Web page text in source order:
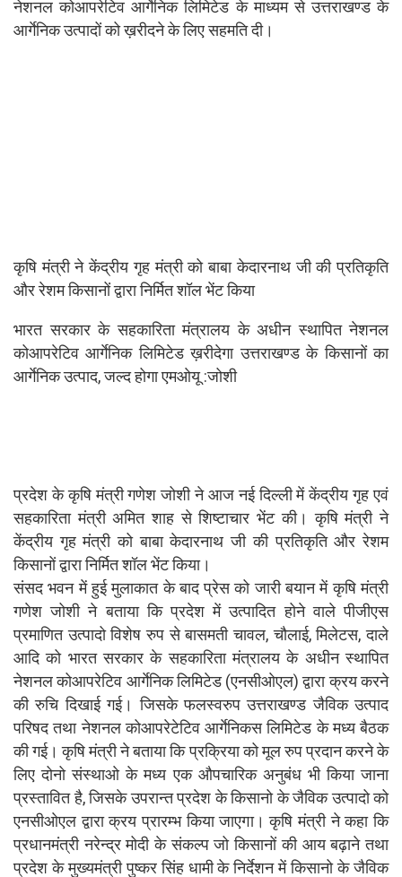
नेशनल कोआपरेटिव आर्गेनिक लिमिटेड के माध्यम से उत्तराखण्ड के
आर्गेनिक उत्पादों को ख़रीदने के लिए सहमति दी।
कृषि मंत्री ने केंद्रीय गृह मंत्री को बाबा केदारनाथ जी की प्रतिकृति
और रेशम किसानों द्वारा निर्मित शॉल भेंट किया
भारत सरकार के सहकारिता मंत्रालय के अधीन स्थापित नेशनल
कोआपरेटिव आर्गेनिक लिमिटेड ख़रीदेगा उत्तराखण्ड के किसानों का
आर्गेनिक उत्पाद, जल्द होगा एमओयू :जोशी
प्रदेश के कृषि मंत्री गणेश जोशी ने आज नई दिल्ली में केंद्रीय गृह एवं
सहकारिता मंत्री अमित शाह से शिष्टाचार भेंट की। कृषि मंत्री ने
केंद्रीय गृह मंत्री को बाबा केदारनाथ जी की प्रतिकृति और रेशम
किसानों द्वारा निर्मित शॉल भेंट किया।
संसद भवन में हुई मुलाकात के बाद प्रेस को जारी बयान में कृषि मंत्री
गणेश जोशी ने बताया कि प्रदेश में उत्पादित होने वाले पीजीएस
प्रमाणित उत्पादो विशेष रुप से बासमती चावल, चौलाई, मिलेटस, दाले
आदि को भारत सरकार के सहकारिता मंत्रालय के अधीन स्थापित
नेशनल कोआपरेटिव आर्गेनिक लिमिटेड (एनसीओएल) द्वारा क्रय करने
की रुचि दिखाई गई। जिसके फलस्वरुप उत्तराखण्ड जैविक उत्पाद
परिषद तथा नेशनल कोआपरेटेटिव आर्गेनिकस लिमिटेड के मध्य बैठक
की गई। कृषि मंत्री ने बताया कि प्रक्रिया को मूल रुप प्रदान करने के
लिए दोनो संस्थाओ के मध्य एक औपचारिक अनुबंध भी किया जाना
प्रस्तावित है, जिसके उपरान्त प्रदेश के किसानो के जैविक उत्पादो को
एनसीओएल द्वारा क्रय प्रारम्भ किया जाएगा। कृषि मंत्री ने कहा कि
प्रधानमंत्री नरेन्द्र मोदी के संकल्प जो किसानों की आय बढ़ाने तथा
प्रदेश के मुख्यमंत्री पुष्कर सिंह धामी के निर्देशन में किसानो के जैविक